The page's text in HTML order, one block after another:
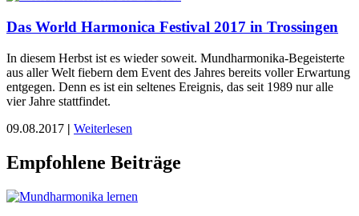
Das World Harmonica Festival 2017 in Trossingen
In diesem Herbst ist es wieder soweit. Mundharmonika-Begeisterte
aus aller Welt fiebern dem Event des Jahres bereits voller Erwartung
entgegen. Denn es ist ein seltenes Ereignis, das seit 1989 nur alle
vier Jahre stattfindet.
09.08.2017 | Weiterlesen
Empfohlene Beiträge